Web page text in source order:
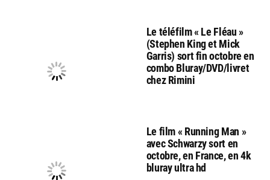
Le téléfilm « Le Fléau »
(Stephen King et Mick
Garris) sort fin octobre en
combo Bluray/DVD/livret
chez Rimini
Le film « Running Man »
avec Schwarzy sort en
octobre, en France, en 4k
bluray ultra hd